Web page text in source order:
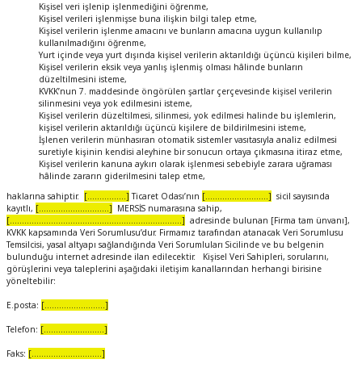
Kişisel veri işlenip işlenmediğini öğrenme,
Kişisel verileri işlenmişse buna ilişkin bilgi talep etme,
Kişisel verilerin işlenme amacını ve bunların amacına uygun kullanılıp
kullanılmadığını öğrenme,
Yurt içinde veya yurt dışında kişisel verilerin aktarıldığı üçüncü kişileri bilme,
Kişisel verilerin eksik veya yanlış işlenmiş olması hâlinde bunların
düzeltilmesini isteme,
KVKK’nun 7. maddesinde öngörülen şartlar çerçevesinde kişisel verilerin
silinmesini veya yok edilmesini isteme,
Kişisel verilerin düzeltilmesi, silinmesi, yok edilmesi halinde bu işlemlerin,
kişisel verilerin aktarıldığı üçüncü kişilere de bildirilmesini isteme,
İşlenen verilerin münhasıran otomatik sistemler vasıtasıyla analiz edilmesi
suretiyle kişinin kendisi aleyhine bir sonucun ortaya çıkmasına itiraz etme,
Kişisel verilerin kanuna aykırı olarak işlenmesi sebebiyle zarara uğraması
hâlinde zararın giderilmesini talep etme,
haklarına sahiptir. [................] Ticaret Odası’nın [..........................] sicil sayısında
kayıtlı, [.............................] MERSİS numarasına sahip,
[.......................................................................] adresinde bulunan [Firma tam ünvanı],
KVKK kapsamında Veri Sorumlusu’dur. Firmamız tarafından atanacak Veri Sorumlusu
Temsilcisi, yasal altyapı sağlandığında Veri Sorumluları Sicilinde ve bu belgenin
bulunduğu internet adresinde ilan edilecektir. Kişisel Veri Sahipleri, sorularını,
görüşlerini veya taleplerini aşağıdaki iletişim kanallarından herhangi birisine
yöneltebilir:
E.posta: [.........................]
Telefon: [.........................]
Faks: [.............................]